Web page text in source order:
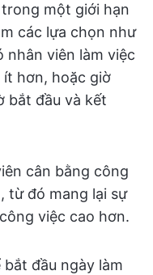
một giới hạn
các lựa chọn như
nhân viên làm việc
hơn, hoặc giờ
bắt đầu và kết
cân bằng công
từ đó mang lại sự
việc cao hơn.
đầu ngày làm